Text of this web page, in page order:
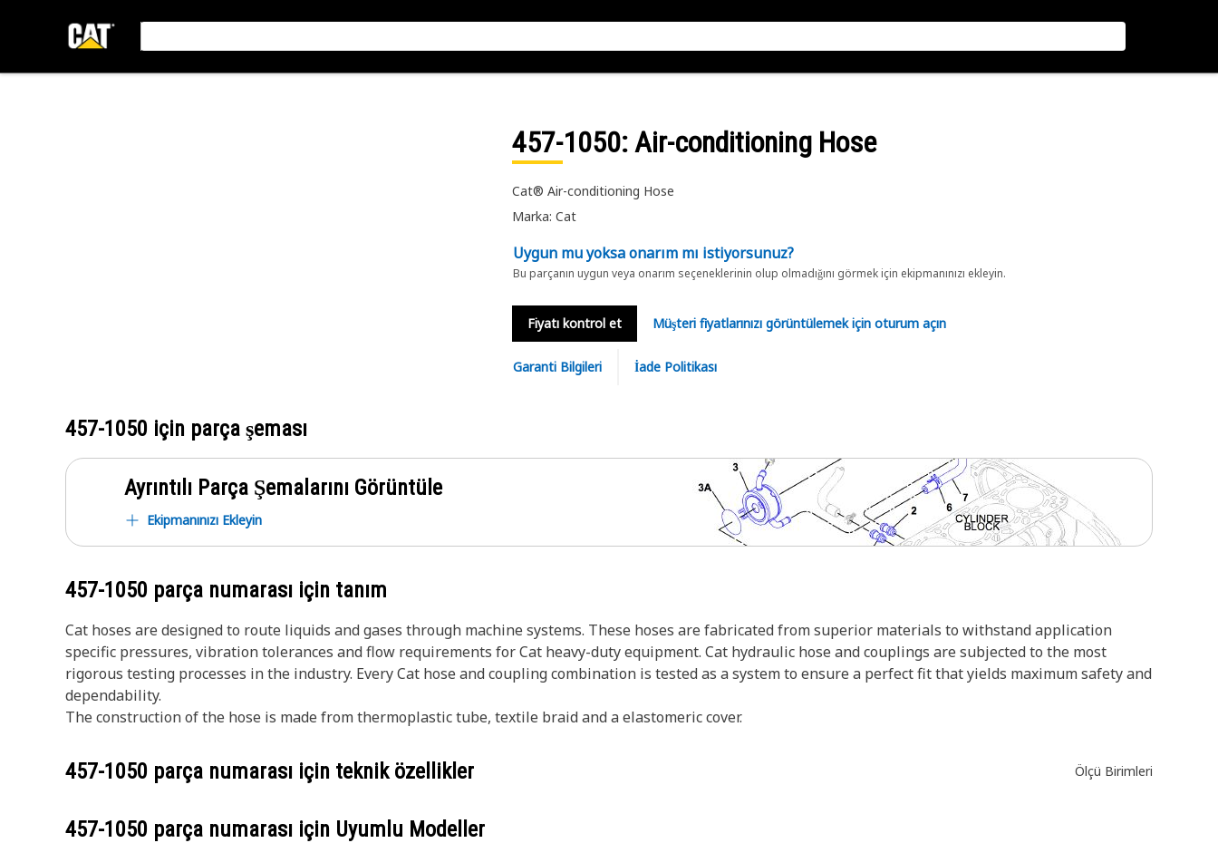
457-1050: Air-conditioning Hose
Cat® Air-conditioning Hose
Marka: Cat
Uygun mu yoksa onarım mı istiyorsunuz?
Bu parçanın uygun veya onarım seçeneklerinin olup olmadığını görmek için ekipmanınızı ekleyin.
Fiyatı kontrol et Müşteri fiyatlarınızı görüntülemek için oturum açın
Garanti Bilgileri İade Politikası
457-1050 için parça şeması
Ayrıntılı Parça Şemalarını Görüntüle
Ekipmanınızı Ekleyin
457-1050 parça numarası için tanım
Cat hoses are designed to route liquids and gases through machine systems. These hoses are fabricated from superior materials to withstand application
specific pressures, vibration tolerances and flow requirements for Cat heavy-duty equipment. Cat hydraulic hose and couplings are subjected to the most
rigorous testing processes in the industry. Every Cat hose and coupling combination is tested as a system to ensure a perfect fit that yields maximum safety and
dependability.
The construction of the hose is made from thermoplastic tube, textile braid and a elastomeric cover.
457-1050 parça numarası için teknik özellikler Ölçü Birimleri
457-1050 parça numarası için Uyumlu Modeller